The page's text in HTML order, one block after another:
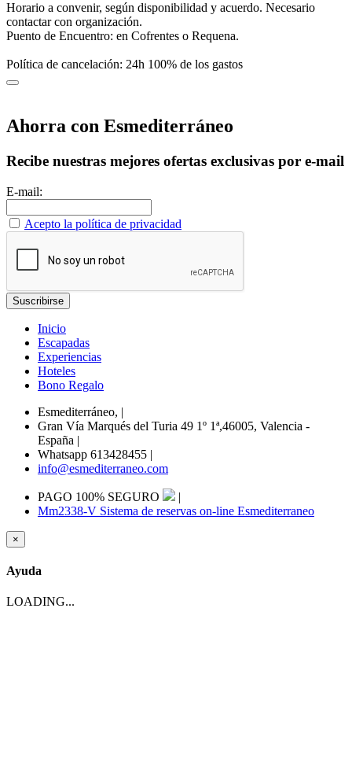
Horario a convenir, según disponibilidad y acuerdo. Necesario
contactar con organización.
Puento de Encuentro: en Cofrentes o Requena.
Política de cancelación: 24h 100% de los gastos
Ahorra con Esmediterráneo
Recibe nuestras mejores ofertas exclusivas por e-mail
E-mail:
Acepto la política de privacidad
Inicio
Escapadas
Experiencias
Hoteles
Bono Regalo
Esmediterráneo, |
Gran Vía Marqués del Turia 49 1º 1ª,46005, Valencia -
España |
Whatsapp 613428455 |
info@esmediterraneo.com
PAGO 100% SEGURO
|
Mm2338-V Sistema de reservas on-line Esmediterraneo
×
Ayuda
LOADING...